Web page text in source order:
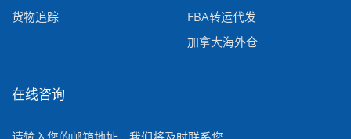
货物追踪
FBA转运代发
加拿大海外仓
在线咨询